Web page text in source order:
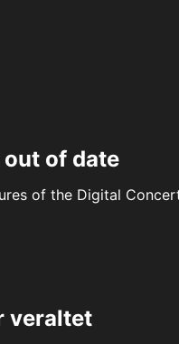
of date
of the Digital
veraltet